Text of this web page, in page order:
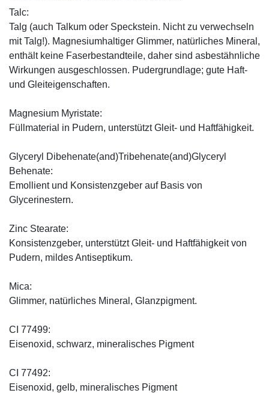
Talc:
Talg (auch Talkum oder Speckstein. Nicht zu verwechseln
mit Talg!). Magnesiumhaltiger Glimmer, natürliches Mineral,
enthält keine Faserbestandteile, daher sind asbestähnliche
Wirkungen ausgeschlossen. Pudergrundlage; gute Haft-
und Gleiteigenschaften.
Magnesium Myristate:
Füllmaterial in Pudern, unterstützt Gleit- und Haftfähigkeit.
Glyceryl Dibehenate(and)Tribehenate(and)Glyceryl
Behenate:
Emollient und Konsistenzgeber auf Basis von
Glycerinestern.
Zinc Stearate:
Konsistenzgeber, unterstützt Gleit- und Haftfähigkeit von
Pudern, mildes Antiseptikum.
Mica:
Glimmer, natürliches Mineral, Glanzpigment.
CI 77499:
Eisenoxid, schwarz, mineralisches Pigment
CI 77492:
Eisenoxid, gelb, mineralisches Pigment